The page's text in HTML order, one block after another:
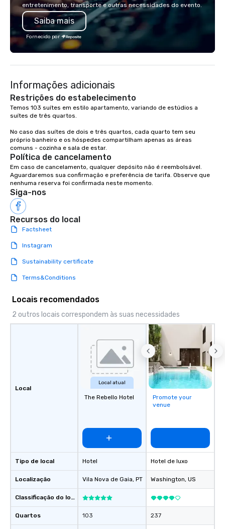
Whether you're organizing a luxury
incentive trip, a corporate event, or a
group tour, we ensure every
experience is personalized, efficient,
and unforgettable. From Lisbon to
immersive journeys designed to meet
the needs of discerning clients.
advantage of the
entretenimento, transporte e outras necessidades do evento.
Saiba mais
Fornecido por
Informações adicionais
Restrições do estabelecimento
Temos 103 suítes em estilo apartamento, variando de estúdios a
suítes de três quartos.
No caso das suítes de dois e três quartos, cada quarto tem seu
próprio banheiro e os hóspedes compartilham apenas as áreas
comuns - cozinha e sala de estar.
Política de cancelamento
Em caso de cancelamento, qualquer depósito não é reembolsável.
Aguardaremos sua confirmação e preferência de tarifa. Observe que
nenhuma reserva foi confirmada neste momento.
Siga-nos
Recursos do local
Factsheet
Instagram
Sustainability certificate
Terms&Conditions
Locais recomendados
2 outros locais correspondem às suas necessidades
Local
Tipo de local
Localização
Classificação do local
Quartos
Local atual
The Rebello Hotel
Hotel
Vila Nova de Gaia, PT
103
Promote your
venue
Hotel de luxo
Washington, US
237